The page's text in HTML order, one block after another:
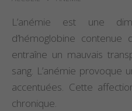
L’anémie est une
d’hémoglobine
entraîne un mauvais
sang. L’anémie provoque
accentuées. Cette
chronique.